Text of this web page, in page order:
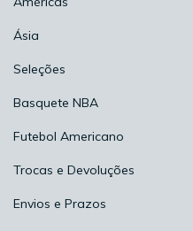
Ásia
Seleções
Basquete NBA
Futebol Americano
Trocas e Devoluções
Envios e Prazos